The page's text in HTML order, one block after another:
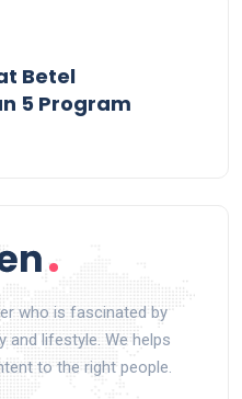
Betel
5 Program
who is fascinated by
and lifestyle. We helps
to the right people.